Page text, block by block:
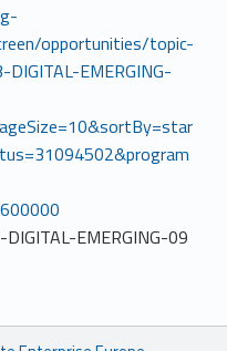
opportunities/topic-
EMERGING-
EMERGING-09